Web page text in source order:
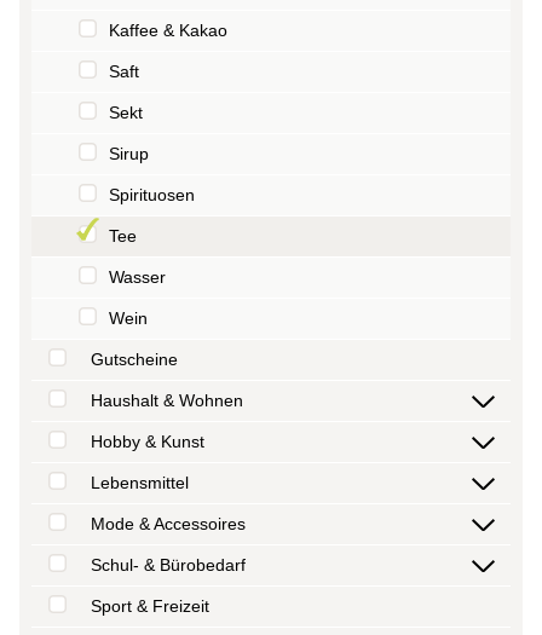
Kaffee & Kakao
Saft
Sekt
Sirup
Spirituosen
Tee
Wasser
Wein
Gutscheine
Haushalt & Wohnen
Hobby & Kunst
Lebensmittel
Mode & Accessoires
Schul- & Bürobedarf
Sport & Freizeit